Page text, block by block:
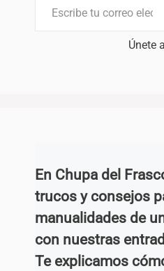
Únete
En Chupa del
trucos y consejos
manualidades de
con nuestras
Te explicamos